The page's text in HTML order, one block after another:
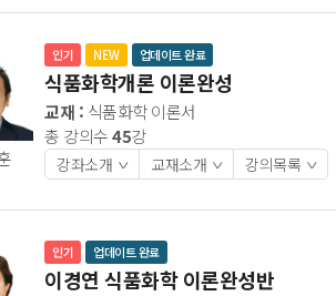
인기 NEW 업데이트 완료
식품화학개론 이론완성
교재 : 식품화학 이론서
총 강의수45강
강좌소개> 교재소개> 강의목록>
인기 업데이트 완료
이경연 식품화학 이론완성반